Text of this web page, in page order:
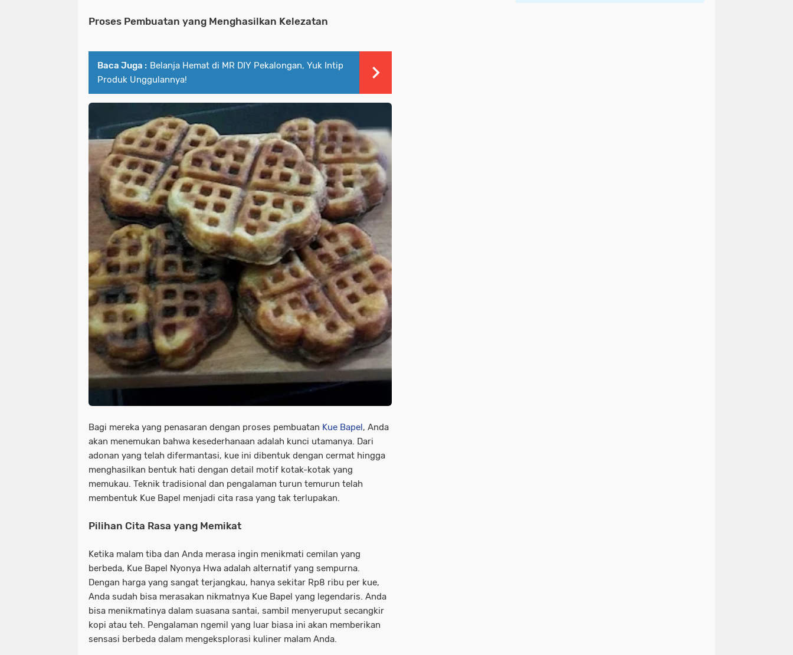
Proses Pembuatan yang Menghasilkan Kelezatan
Baca Juga : Belanja Hemat di MR DIY Pekalongan, Yuk Intip
Produk Unggulannya!
Bagi mereka yang penasaran dengan proses pembuatan Kue Bapel , Anda
akan menemukan bahwa kesederhanaan adalah kunci utamanya. Dari
adonan yang telah difermantasi, kue ini dibentuk dengan cermat hingga
menghasilkan bentuk hati dengan detail motif kotak-kotak yang
memukau. Teknik tradisional dan pengalaman turun temurun telah
membentuk Kue Bapel menjadi cita rasa yang tak terlupakan.
Pilihan Cita Rasa yang Memikat
Ketika malam tiba dan Anda merasa ingin menikmati cemilan yang
berbeda, Kue Bapel Nyonya Hwa adalah alternatif yang sempurna.
Dengan harga yang sangat terjangkau, hanya sekitar Rp8 ribu per kue,
Anda sudah bisa merasakan nikmatnya Kue Bapel yang legendaris. Anda
bisa menikmatinya dalam suasana santai, sambil menyeruput secangkir
kopi atau teh. Pengalaman ngemil yang luar biasa ini akan memberikan
sensasi berbeda dalam mengeksplorasi kuliner malam Anda.